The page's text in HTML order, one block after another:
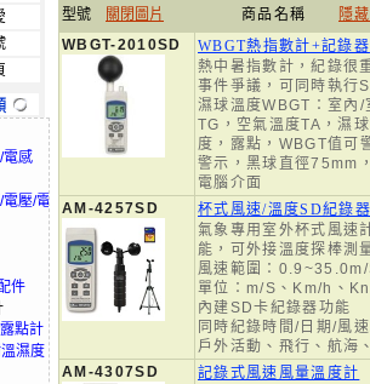
電感
電壓/電流
件
點計
濕度
型號 關閉圖片 商品名稱 隱
WBGT-2010SD
WBGT熱指數計+記錄器
熱中暑指數計，紀錄很
事件爭議，可同時執行
濕球溫度WBGT：室內/
TG，空氣溫度TA，濕
度，露點，WBGT值可
警示，黑球直徑75mm
電腦介面
AM-4257SD
杯式風速/溫度SD紀錄器
氣象專用室外杯式風速
能，可外接溫度探棒測
風速範圍：0.9~35.0m/
單位：m/S、Km/h、
內建SD卡紀錄器功能
同時紀錄時間/日期/風
戶外活動、飛行、航海
AM-4307SD
記錄式風速風量溫度計